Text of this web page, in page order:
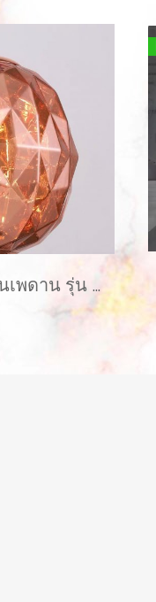
โคมไฟแขวนเพดาน รุ่น POPPIE EVE-00731 ขนาด 30x35 ซม. สำหรับใส่หลอด E27 จำนวน 1 ดวง